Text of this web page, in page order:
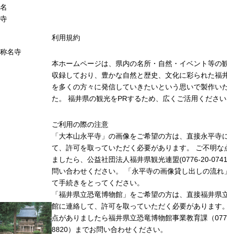
名
寺
称名寺
利用規約
本ホームページは、県内の名所・自然・イベント等の
収録しており、豊かな自然と歴史、文化に彩られた福
を多くの方々に発信していきたいという思いで製作い
た。 福井県の観光をPRするため、広くご活用くださ
ご利用の際の注意
「大本山永平寺」の画像をご希望の方は、直接永平寺
て、許可を取っていただく必要があります。 ご不明な
ましたら、公益社団法人福井県観光連盟(0776-20-
問い合わせください。 「永平寺の画像貸し出しの流れ
て手続きをとってください。
「福井県立恐竜博物館」をご希望の方は、直接福井県
館に連絡して、許可を取っていただく必要があります
点がありましたら福井県立恐竜博物館事業教育課（
8820）までお問い合わせください。